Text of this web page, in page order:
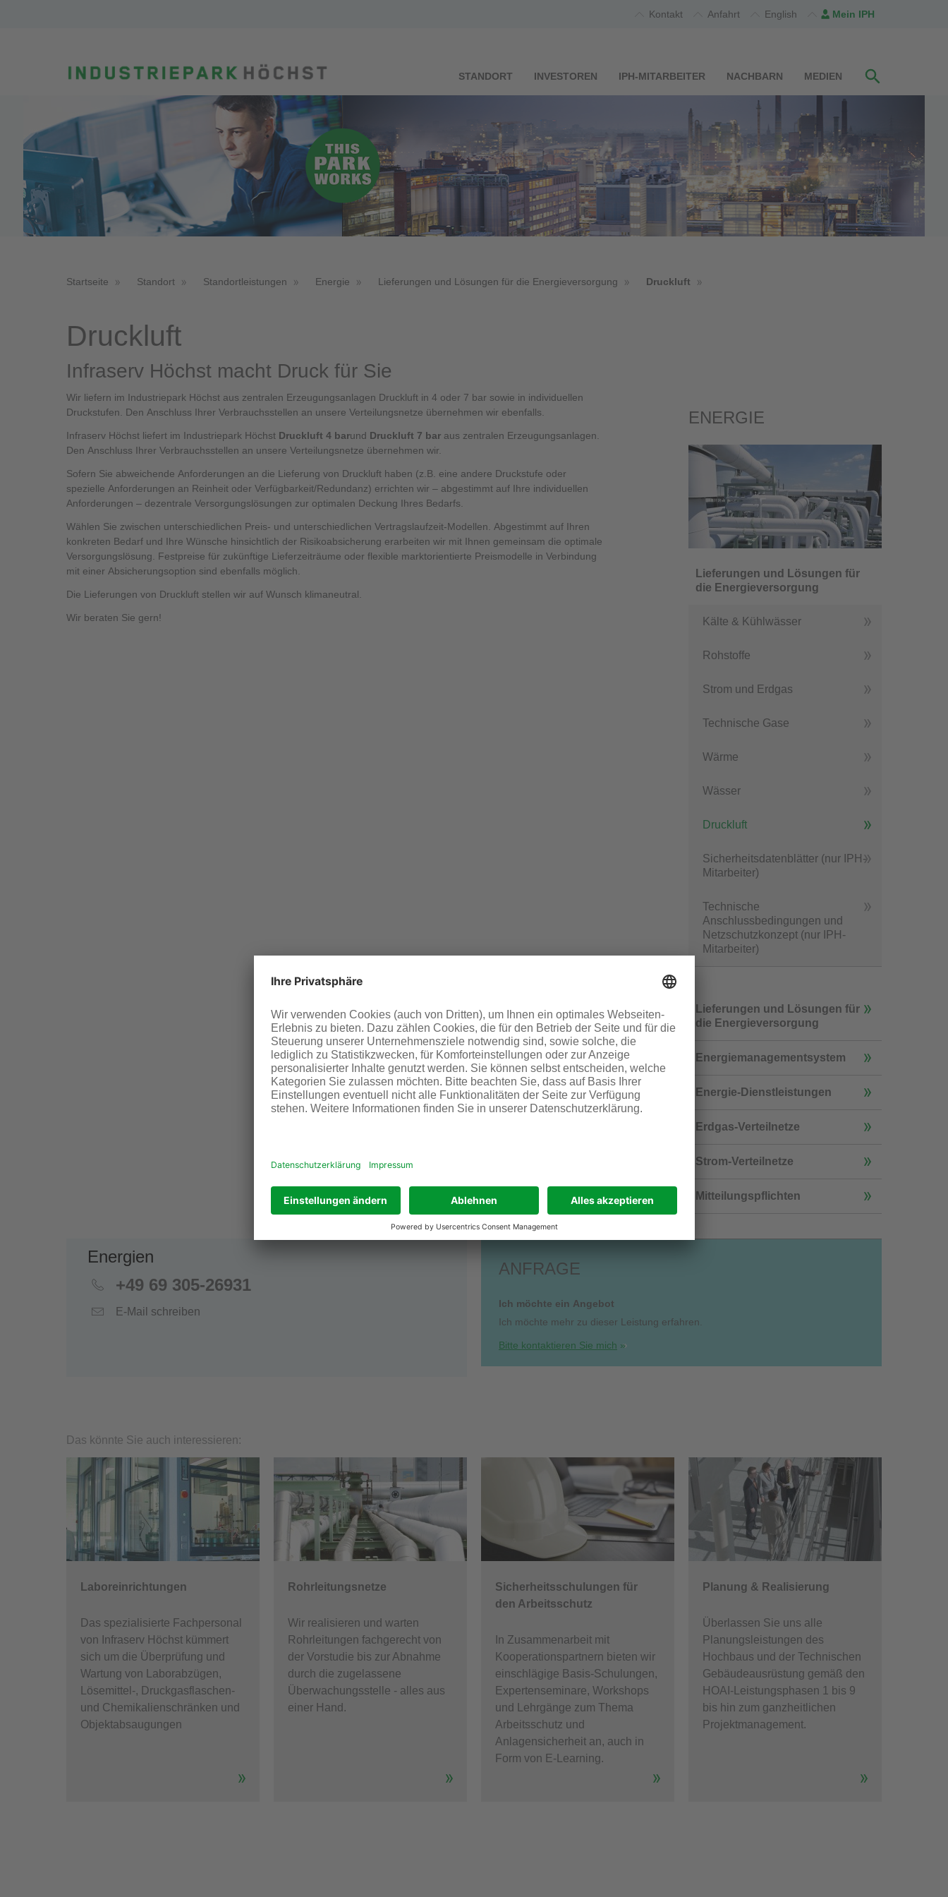
Kontakt Anfahrt English Mein IPH
STANDORT INVESTOREN IPH-MITARBEITER NACHBARN MEDIEN
Startseite Standort Standortleistungen Energie Lieferungen und Lösungen für die Energieversorgung Druckluft
Druckluft
Infraserv Höchst macht Druck für Sie
ENERGIE
Lieferungen und Lösungen für
die Energieversorgung
Kälte & Kühlwässer
Rohstoffe
Strom und Erdgas
Technische Gase
Wärme
Wässer
Druckluft
Sicherheitsdatenblätter (nur IPH-
Mitarbeiter)
Technische
Anschlussbedingungen und
Netzschutzkonzept (nur IPH-
Mitarbeiter)
Lieferungen und Lösungen für
die Energieversorgung
Energiemanagementsystem
Energie-Dienstleistungen
Erdgas-Verteilnetze
Strom-Verteilnetze
Mitteilungspflichten
Wir liefern im Industriepark Höchst aus zentralen Erzeugungsanlagen Druckluft in 4 oder 7 bar sowie in individuellen
Druckstufen. Den Anschluss Ihrer Verbrauchsstellen an unsere Verteilungsnetze übernehmen wir ebenfalls.
Infraserv Höchst liefert im Industriepark Höchst Druckluft 4 barund Druckluft 7 bar aus zentralen Erzeugungsanlagen.
Den Anschluss Ihrer Verbrauchsstellen an unsere Verteilungsnetze übernehmen wir.
Sofern Sie abweichende Anforderungen an die Lieferung von Druckluft haben (z.B. eine andere Druckstufe oder
spezielle Anforderungen an Reinheit oder Verfügbarkeit/Redundanz) errichten wir – abgestimmt auf Ihre individuellen
Anforderungen – dezentrale Versorgungslösungen zur optimalen Deckung Ihres Bedarfs.
Wählen Sie zwischen unterschiedlichen Preis- und unterschiedlichen Vertragslaufzeit-Modellen. Abgestimmt auf Ihren
konkreten Bedarf und Ihre Wünsche hinsichtlich der Risikoabsicherung erarbeiten wir mit Ihnen gemeinsam die optimale
Versorgungslösung. Festpreise für zukünftige Lieferzeiträume oder flexible marktorientierte Preismodelle in Verbindung
mit einer Absicherungsoption sind ebenfalls möglich.
Die Lieferungen von Druckluft stellen wir auf Wunsch klimaneutral.
Wir beraten Sie gern!
Energien
+49 69 305-26931
E-Mail schreiben
ANFRAGE
Ich möchte ein Angebot
Ich möchte mehr zu dieser Leistung erfahren.
Bitte kontaktieren Sie mich
Das könnte Sie auch interessieren:
Laboreinrichtungen
Das spezialisierte Fachpersonal
von Infraserv Höchst kümmert
sich um die Überprüfung und
Wartung von Laborabzügen,
Lösemittel-, Druckgasflaschen-
und Chemikalienschränken und
Objektabsaugungen
Rohrleitungsnetze
Wir realisieren und warten
Rohrleitungen fachgerecht von
der Vorstudie bis zur Abnahme
durch die zugelassene
Überwachungsstelle - alles aus
einer Hand.
Sicherheitsschulungen für
den Arbeitsschutz
In Zusammenarbeit mit
Kooperationspartnern bieten wir
einschlägige Basis-Schulungen,
Expertenseminare, Workshops
und Lehrgänge zum Thema
Arbeitsschutz und
Anlagensicherheit an, auch in
Form von E-Learning.
Planung & Realisierung
Überlassen Sie uns alle
Planungsleistungen des
Hochbaus und der Technischen
Gebäudeausrüstung gemäß den
HOAI-Leistungsphasen 1 bis 9
bis hin zum ganzheitlichen
Projektmanagement.